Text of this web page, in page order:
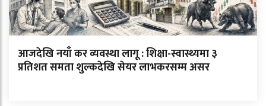
आजदेखि नयाँ कर व्यवस्था लागू : शिक्षा-स्वास्थ्यमा ३
प्रतिशत समता शुल्कदेखि सेयर लाभकरसम्म असर